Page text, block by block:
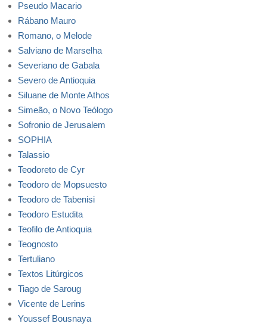
Pseudo Macario
Rábano Mauro
Romano, o Melode
Salviano de Marselha
Severiano de Gabala
Severo de Antioquia
Siluane de Monte Athos
Simeão, o Novo Teólogo
Sofronio de Jerusalem
SOPHIA
Talassio
Teodoreto de Cyr
Teodoro de Mopsuesto
Teodoro de Tabenisi
Teodoro Estudita
Teofilo de Antioquia
Teognosto
Tertuliano
Textos Litúrgicos
Tiago de Saroug
Vicente de Lerins
Youssef Bousnaya